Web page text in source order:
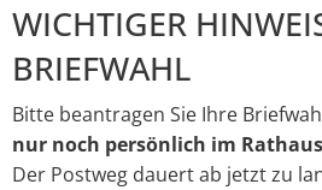
Birefwahl
WICHTIGER
BRIEFWAHL
Bitte beantragen Sie Ihre
nur noch persönlich im Rathaus
Der Postweg dauert ab jetzt zu